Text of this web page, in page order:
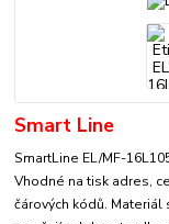
Smart Line
SmartLine EL/MF-
Vhodné na tisk adres,
čárových kódů.